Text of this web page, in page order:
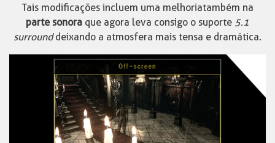
Tais modificações incluem uma melhoria também na
parte sonora que agora leva consigo o suporte 5.1
surrounddeixando a atmosfera mais tensa e dramática.